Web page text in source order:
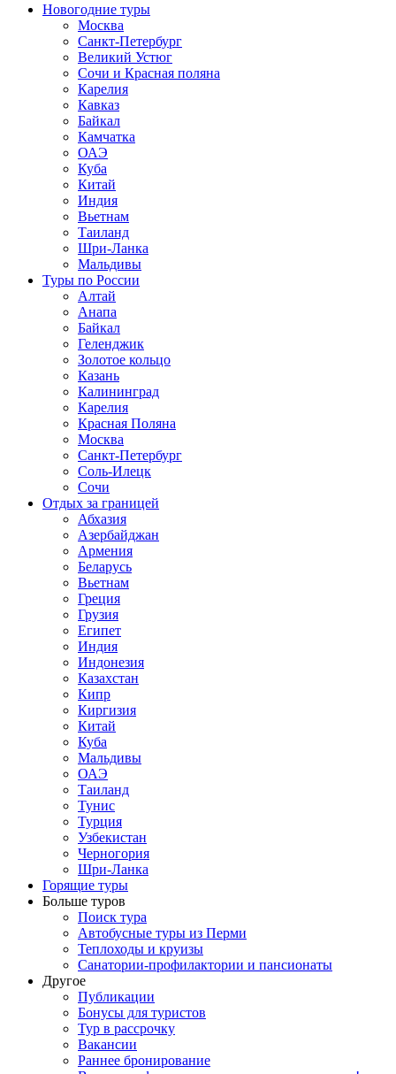
Новогодние туры
Москва
Санкт-Петербург
Великий Устюг
Сочи и Красная поляна
Карелия
Кавказ
Байкал
Камчатка
ОАЭ
Куба
Китай
Индия
Вьетнам
Таиланд
Шри-Ланка
Мальдивы
Туры по России
Алтай
Анапа
Байкал
Геленджик
Золотое кольцо
Казань
Калининград
Карелия
Красная Поляна
Москва
Санкт-Петербург
Соль-Илецк
Сочи
Отдых за границей
Абхазия
Азербайджан
Армения
Беларусь
Вьетнам
Греция
Грузия
Египет
Индия
Индонезия
Казахстан
Кипр
Киргизия
Китай
Куба
Мальдивы
ОАЭ
Таиланд
Тунис
Турция
Узбекистан
Черногория
Шри-Ланка
Горящие туры
Больше туров
Поиск тура
Автобусные туры из Перми
Теплоходы и круизы
Санатории-профилактории и пансионаты
Другое
Публикации
Бонусы для туристов
Тур в рассрочку
Вакансии
Раннее бронирование